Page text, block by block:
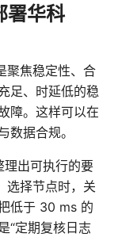
署华科
聚焦稳定性、合
足、时延低的稳
障。这样可以在
数据合规。
出可执行的要
选择节点时，关
低于 30 ms 的
“定期复核日志